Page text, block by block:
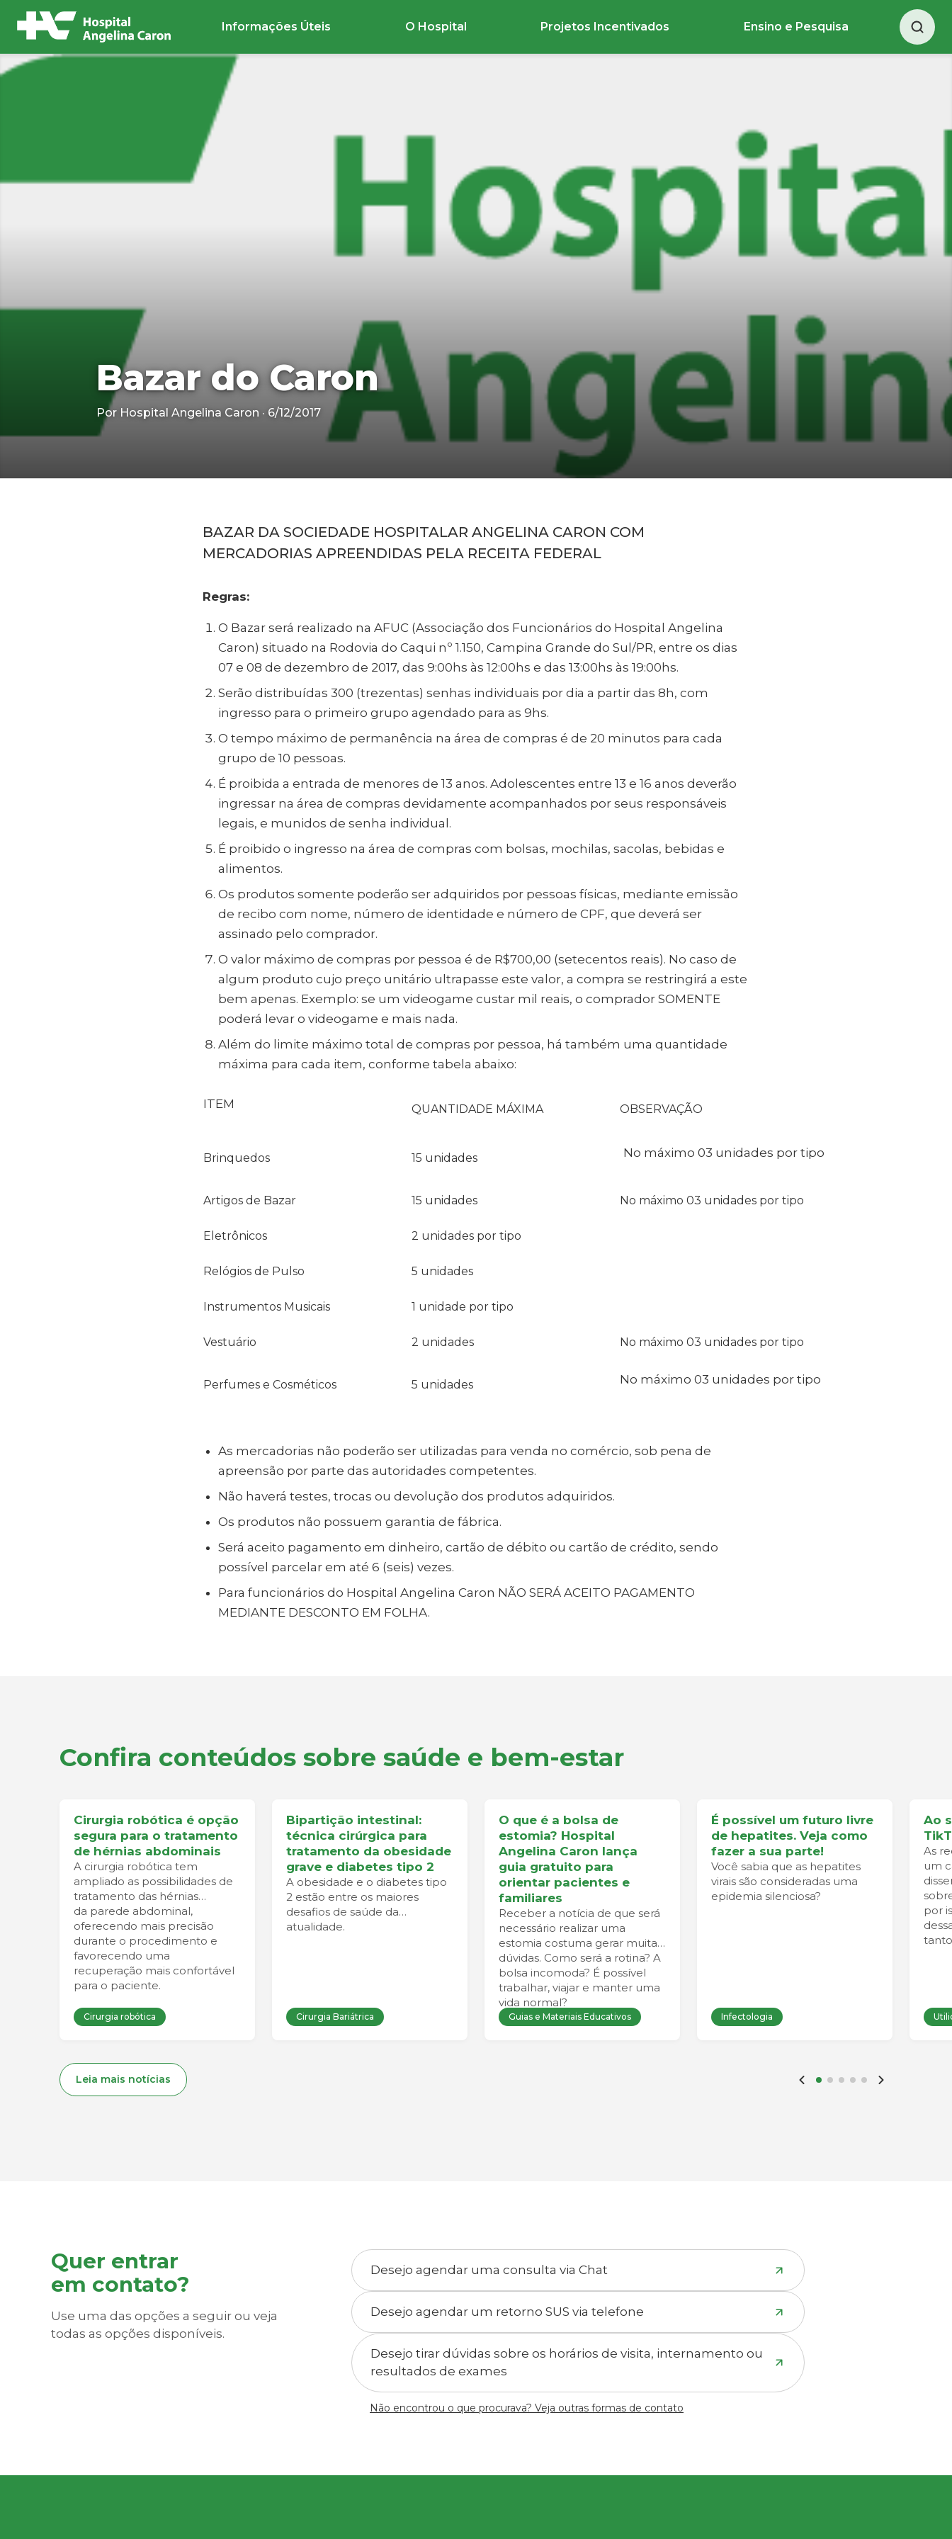
Informações Úteis O Hospital Projetos Incentivados Ensino e Pesquisa
Buscar no site
Bazar do Caron
Por Hospital Angelina Caron · 6/12/2017
BAZAR DA SOCIEDADE HOSPITALAR ANGELINA CARON COM
MERCADORIAS APREENDIDAS PELA RECEITA FEDERAL
Regras:
O Bazar será realizado na AFUC (Associação dos Funcionários do Hospital Angelina
Caron) situado na Rodovia do Caqui nº 1.150, Campina Grande do Sul/PR, entre os dias
07 e 08 de dezembro de 2017, das 9:00hs às 12:00hs e das 13:00hs às 19:00hs.
Serão distribuídas 300 (trezentas) senhas individuais por dia a partir das 8h, com
ingresso para o primeiro grupo agendado para as 9hs.
O tempo máximo de permanência na área de compras é de 20 minutos para cada
grupo de 10 pessoas.
É proibida a entrada de menores de 13 anos. Adolescentes entre 13 e 16 anos deverão
ingressar na área de compras devidamente acompanhados por seus responsáveis
legais, e munidos de senha individual.
É proibido o ingresso na área de compras com bolsas, mochilas, sacolas, bebidas e
alimentos.
Os produtos somente poderão ser adquiridos por pessoas físicas, mediante emissão
de recibo com nome, número de identidade e número de CPF, que deverá ser
assinado pelo comprador.
O valor máximo de compras por pessoa é de R$700,00 (setecentos reais). No caso de
algum produto cujo preço unitário ultrapasse este valor, a compra se restringirá a este
bem apenas. Exemplo: se um videogame custar mil reais, o comprador SOMENTE
poderá levar o videogame e mais nada.
Além do limite máximo total de compras por pessoa, há também uma quantidade
máxima para cada item, conforme tabela abaixo:
ITEM QUANTIDADE MÁXIMA OBSERVAÇÃO
Brinquedos 15 unidades No máximo 03 unidades por tipo
Artigos de Bazar 15 unidades No máximo 03 unidades por tipo
Eletrônicos 2 unidades por tipo
Relógios de Pulso 5 unidades
Instrumentos Musicais 1 unidade por tipo
Vestuário 2 unidades No máximo 03 unidades por tipo
Perfumes e Cosméticos 5 unidades No máximo 03 unidades por tipo
As mercadorias não poderão ser utilizadas para venda no comércio, sob pena de
apreensão por parte das autoridades competentes.
Não haverá testes, trocas ou devolução dos produtos adquiridos.
Os produtos não possuem garantia de fábrica.
Será aceito pagamento em dinheiro, cartão de débito ou cartão de crédito, sendo
possível parcelar em até 6 (seis) vezes.
Para funcionários do Hospital Angelina Caron NÃO SERÁ ACEITO PAGAMENTO
MEDIANTE DESCONTO EM FOLHA.
Confira conteúdos sobre saúde e bem-estar
Cirurgia robótica é opção
segura para o tratamento
de hérnias abdominais
A cirurgia robótica tem
ampliado as possibilidades de
tratamento das hérnias
da parede abdominal,
oferecendo mais precisão
durante o procedimento e
favorecendo uma
recuperação mais confortável
para o paciente.
Cirurgia robótica
Bipartição intestinal:
técnica cirúrgica para
tratamento da obesidade
grave e diabetes tipo 2
A obesidade e o diabetes tipo
2 estão entre os maiores
desafios de saúde da
atualidade.
Cirurgia Bariátrica
O que é a bolsa de
estomia? Hospital
Angelina Caron lança
guia gratuito para
orientar pacientes e
familiares
Receber a notícia de que será
necessário realizar uma
estomia costuma gerar muitas
dúvidas. Como será a rotina? A
bolsa incomoda? É possível
trabalhar, viajar e manter uma
vida normal?
Guias e Materiais Educativos
É possível um futuro livre
de hepatites. Veja como
fazer a sua parte!
Você sabia que as hepatites
virais são consideradas uma
epidemia silenciosa?
Infectologia
Ao
As
um
por
Leia mais notícias
Quer entrar
em contato?
Use uma das opções a seguir ou veja
todas as opções disponíveis.
Desejo agendar uma consulta via Chat
Desejo agendar um retorno SUS via telefone
Desejo tirar dúvidas sobre os horários de visita, internamento ou
resultados de exames
Não encontrou o que procurava? Veja outras formas de contato